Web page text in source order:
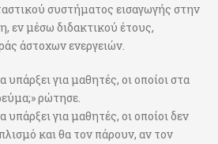
συστήματος εισαγωγής στην
εν μέσω διδακτικού έτους,
άστοχων ενεργειών.
υπάρξει για μαθητές, οι οποίοι στα
ρώτησε.
υπάρξει για μαθητές, οι οποίοι δεν
και θα τον πάρουν, αν τον